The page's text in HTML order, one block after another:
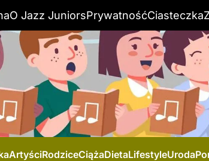
O Jazz JuniorsPrywatnośćCiasteczka
ArtyściRodziceCiążaDietaLifestyleUroda